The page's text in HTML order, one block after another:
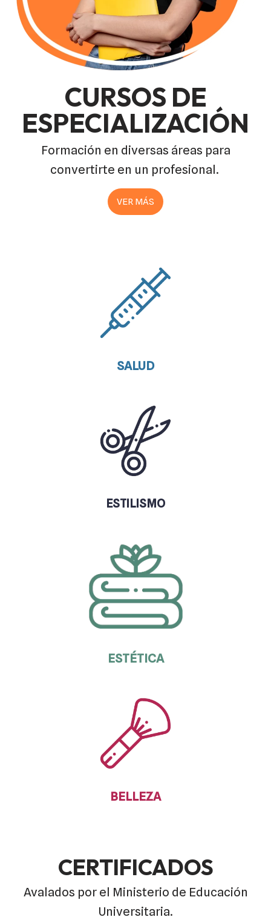
CURSOS DE
ESPECIALIZACIÓN
Formación en diversas áreas para
convertirte en un profesional.
VER MÁS
SALUD
ESTILISMO
ESTÉTICA
BELLEZA
CERTIFICADOS
Avalados por el Ministerio de Educación
Universitaria.